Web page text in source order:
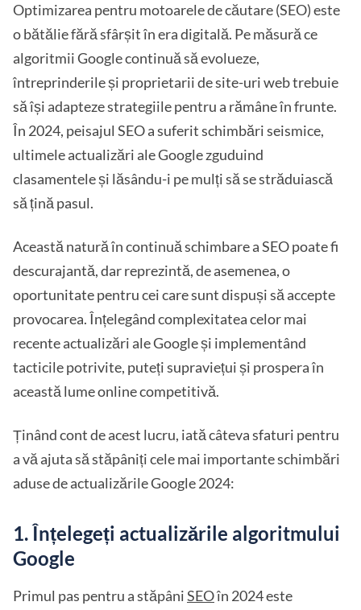
Optimizarea pentru motoarele de căutare (SEO) este
o bătălie fără sfârșit în era digitală. Pe măsură ce
algoritmii Google continuă să evolueze,
întreprinderile și proprietarii de site-uri web trebuie
să își adapteze strategiile pentru a rămâne în frunte.
În 2024, peisajul SEO a suferit schimbări seismice,
ultimele actualizări ale Google zguduind
clasamentele și lăsându-i pe mulți să se străduiască
să țină pasul.
Această natură în continuă schimbare a SEO poate fi
descurajantă, dar reprezintă, de asemenea, o
oportunitate pentru cei care sunt dispuși să accepte
provocarea. Înțelegând complexitatea celor mai
recente actualizări ale Google și implementând
tacticile potrivite, puteți supraviețui și prospera în
această lume online competitivă.
Ținând cont de acest lucru, iată câteva sfaturi pentru
a vă ajuta să stăpâniți cele mai importante schimbări
aduse de actualizările Google 2024:
1. Înțelegeți actualizările algoritmului
Google
Primul pas pentru a stăpâniSEOîn 2024 este